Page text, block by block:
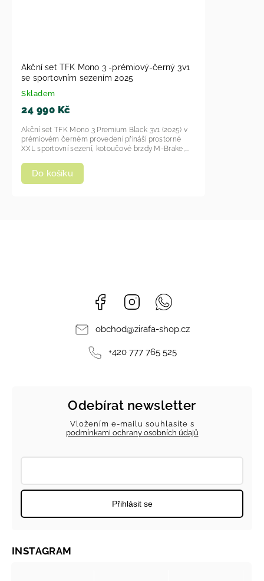
Akční set TFK Mono 3 -prémiový-černý 3v1
se sportovním sezením 2025
Skladem
24 990 Kč
Do košíku
Akční set TFK Mono 3 Premium Black 3v1 (2025) v
prémiovém černém provedení přináší prostorné
XXL sportovní sezení, kotoučové brzdy M-Brake,...
Facebook Instagram
obchod@zirafa-shop.cz
+420 777 765 525
Odebírat newsletter
Vložením e-mailu souhlasíte s
podmínkami ochrany osobních údajů
Přihlásit se
INSTAGRAM